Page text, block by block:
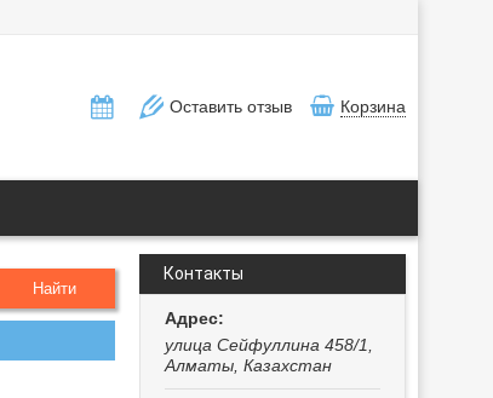
Оставить отзыв Корзина
Найти
Контакты
улица Сейфуллина 458/1,
Алматы, Казахстан